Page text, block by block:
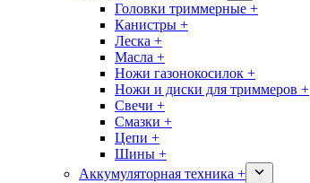
Головки триммерные +
Канистры +
Леска +
Масла +
Ножи газонокосилок +
Ножи и диски для триммеров +
Свечи +
Смазки +
Цепи +
Шины +
Аккумуляторная техника +